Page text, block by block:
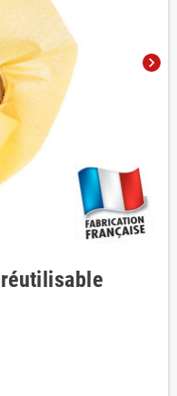
chevron_right